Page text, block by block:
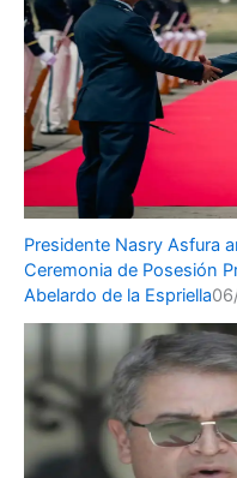
Presidente Nasry Asfura
Ceremonia de Posesión
Abelardo de la Espriella